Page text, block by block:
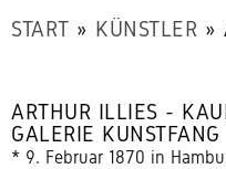
START » KÜNSTLER »
ARTHUR ILLIES -
GALERIE KUNSTFANG
* 9. Februar 1870 in